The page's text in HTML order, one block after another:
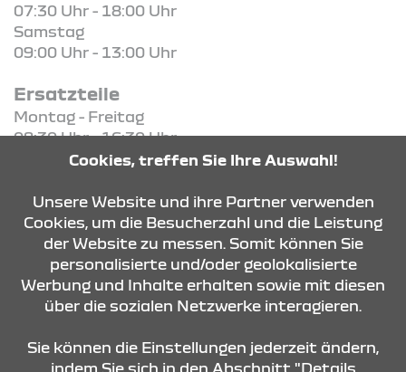
07:30 Uhr - 18:00 Uhr
Samstag
09:00 Uhr - 13:00 Uhr
Ersatzteile
Montag - Freitag
08:30 Uhr - 16:30 Uhr
KONTAKT & ANFAHRT
ÖFFNUNGSZEITEN
STANDORTE
Cookies, treffen Sie Ihre Auswahl!
Unsere Website und ihre Partner verwenden
Cookies, um die Besucherzahl und die Leistung
der Website zu messen. Somit können Sie
personalisierte und/oder geolokalisierte
Werbung und Inhalte erhalten sowie mit diesen
über die sozialen Netzwerke interagieren.
Sie können die Einstellungen jederzeit ändern,
indem Sie sich in den Abschnitt "Details